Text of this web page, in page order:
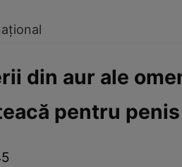
din aur ale
pentru